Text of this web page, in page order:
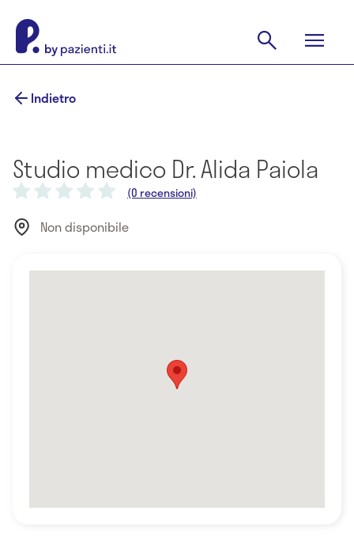
Indietro
Studio medico Dr. Alida Paiola
(0 recensioni)
Non disponibile